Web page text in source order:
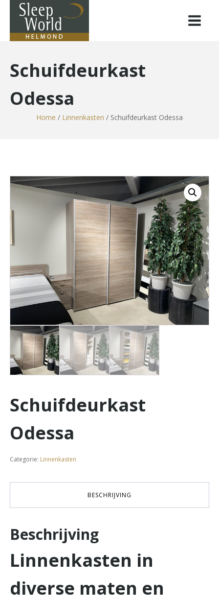
Schuifdeurkast
Odessa
Home / Linnenkasten / Schuifdeurkast Odessa
Schuifdeurkast
Odessa
Categorie: Linnenkasten
BESCHRIJVING
Beschrijving
Linnenkasten in
diverse maten en